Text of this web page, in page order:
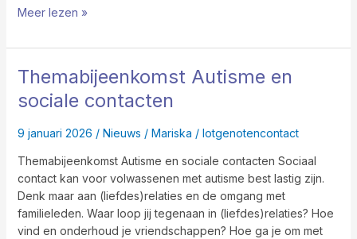
Meer lezen »
Themabijeenkomst Autisme en
sociale contacten
9 januari 2026 / Nieuws / Mariska / lotgenotencontact
Themabijeenkomst Autisme en sociale contacten Sociaal
contact kan voor volwassenen met autisme best lastig zijn.
Denk maar aan (liefdes)relaties en de omgang met
familieleden. Waar loop jij tegenaan in (liefdes)relaties? Hoe
vind en onderhoud je vriendschappen? Hoe ga je om met
Themabijeenkomst
Autisme
en
contacten